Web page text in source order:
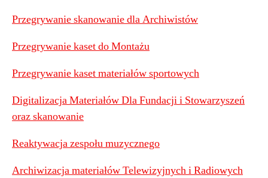
Przegrywanie skanowanie dla Archiwistów
Przegrywanie kaset do Montażu
Przegrywanie kaset materiałów sportowych
Digitalizacja Materiałów Dla Fundacji i Stowarzyszeń
oraz skanowanie
Reaktywacja zespołu muzycznego
Archiwizacja materiałów Telewizyjnych i Radiowych